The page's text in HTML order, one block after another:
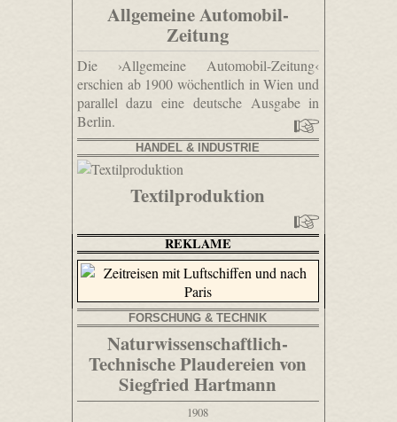
Allgemeine Automobil-
Zeitung
Die ›Allgemeine Automobil-Zeitung‹
erschien ab 1900 wöchentlich in Wien und
parallel dazu eine deutsche Ausgabe in
Berlin.
HANDEL & INDUSTRIE
Textilproduktion
REKLAME
FORSCHUNG & TECHNIK
Naturwissenschaftlich-
Technische Plaudereien von
Siegfried Hartmann
1908